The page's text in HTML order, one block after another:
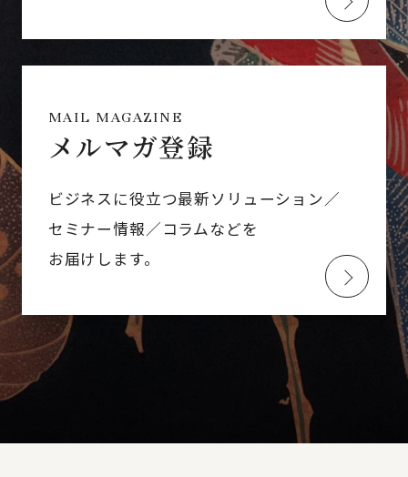
MAIL MAGAZINE
メルマガ登録
ビジネスに役立つ最新ソリューション／
セミナー情報／コラムなどを
お届けします。